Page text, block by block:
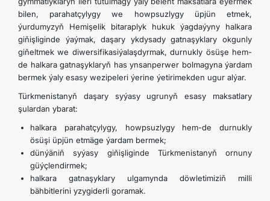
bilen, parahatçylygy we howpsuzlygy üpjün etmek,
ýurdumyzyň Hemişelik bitaraplyk hukuk ýagdaýyny halkara
giňişliginde ýaýmak, daşary ykdysady gatnaşyklary okgunly
giňeltmek we diwersifikasiýalaşdyrmak, durnukly ösüşe hem-
de halkara gatnaşyklaryň has ynsanperwer bolmagyna ýardam
bermek ýaly esasy wezipeleri ýerine ýetirimekden ugur alýar.
Türkmenistanyň daşary syýasy ugrunyň esasy maksatlary
şulardan ybarat:
halkara parahatçylygy, howpsuzlygy hem-de durnukly
ösüşi üpjün etmäge ýardam bermek;
dünýäniň syýasy giňişliginde Türkmenistanyň ornuny
güýçlendirmek;
halkara gatnaşyklary ulgamynda döwletimiziň milli
bähbitlerini yzygiderli goramak.